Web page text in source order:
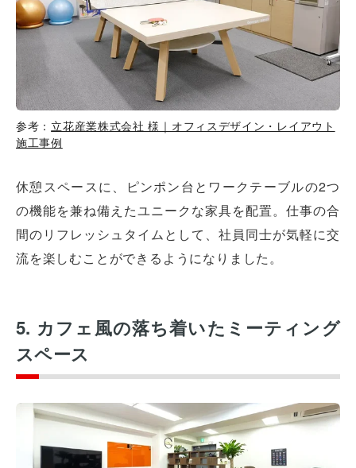
参考： 立花産業株式会社 様｜オフィスデザイン・レイアウト
施工事例
休憩スペースに、ピンポン台とワークテーブルの2つ
の機能を兼ね備えたユニークな家具を配置。仕事の合
間のリフレッシュタイムとして、社員同士が気軽に交
流を楽しむことができるようになりました。
5. カフェ風の落ち着いたミーティング
スペース